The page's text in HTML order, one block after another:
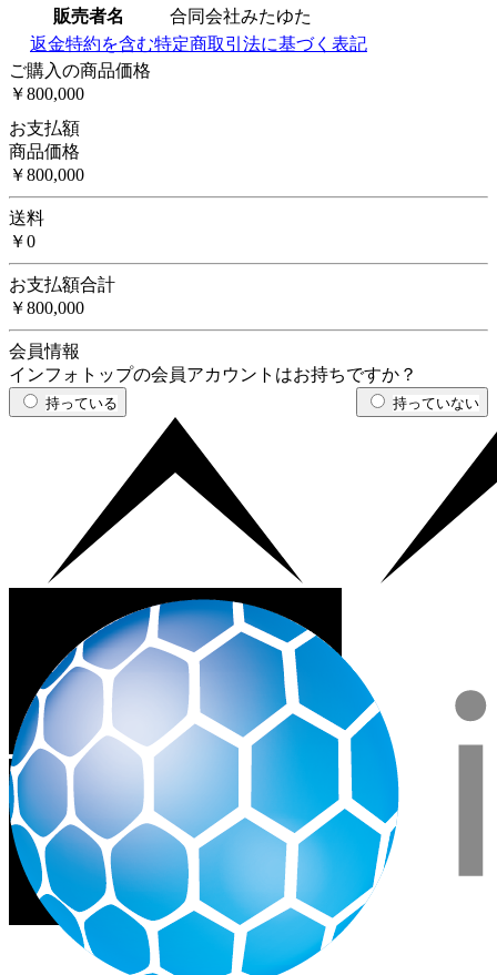
販売者名
合同会社みたゆた
返金特約を含む特定商取引法に基づく表記
ご購入の商品価格
￥800,000
お支払額
商品価格
￥800,000
送料
￥0
お支払額合計
￥800,000
会員情報
インフォトップの会員アカウントはお持ちですか？
持っている 持っていない